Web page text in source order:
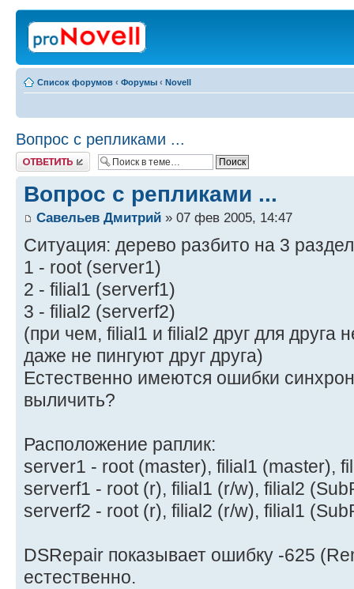
Список форумов ‹ Форумы ‹ Novell
Вопрос с репликами ...
Ответить
Вопрос с репликами ...
Савельев Дмитрий » 07 фев 2005, 14:47
Ситуация: дерево разбито на 3
1 - root (server1)
2 - filial1 (serverf1)
3 - filial2 (serverf2)
(при чем, filial1 и filial2 друг для друга
даже не пингуют друг друга)
Естественно имеются ошибки
выличить?
Расположение раплик:
server1 - root (master), filial1 (master),
serverf1 - root (r), filial1 (r/w), filial2
serverf2 - root (r), filial2 (r/w), filial1
DSRepair показывает ошибку -625
естественно.